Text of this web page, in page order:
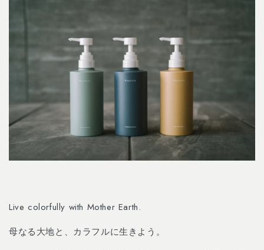
Live colorfully with Mother Earth.
母なる大地と、カラフルに生きよう。